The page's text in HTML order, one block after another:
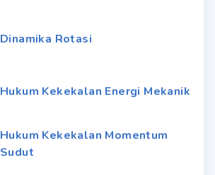
Dinamika Rotasi
Hukum Kekekalan Energi Mekanik
Hukum Kekekalan Momentum
Sudut